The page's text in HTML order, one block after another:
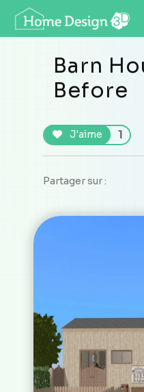
Barn
Before
J'aime 1
Partager sur :